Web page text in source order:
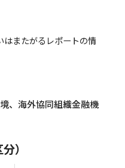
またがるレポートの情
、海外協同組織金融機
）